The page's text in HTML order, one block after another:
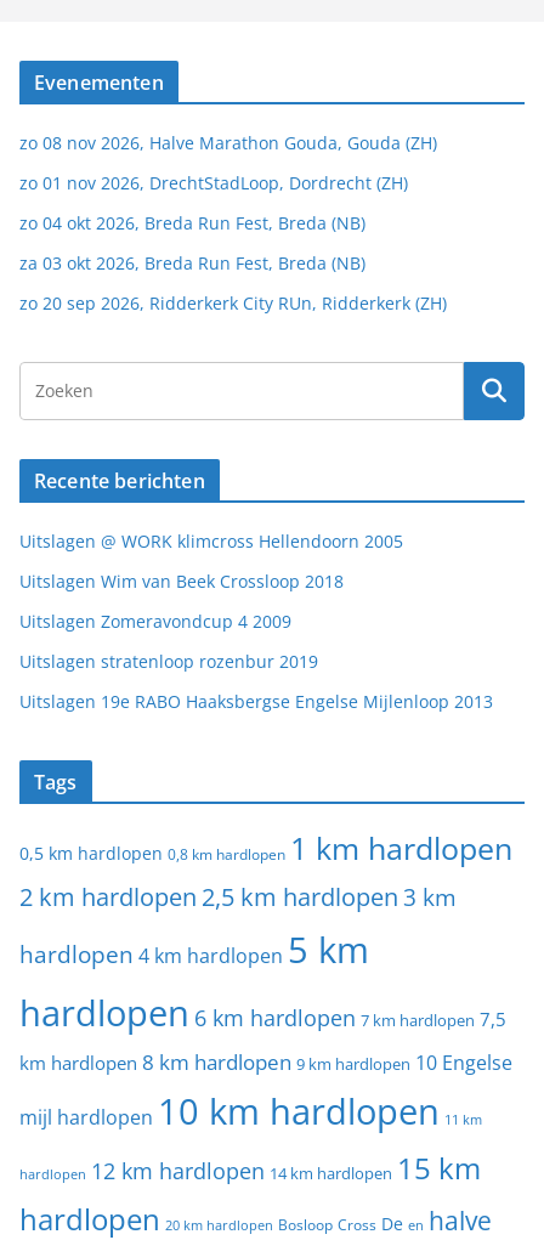
Evenementen
zo 08 nov 2026, Halve Marathon Gouda, Gouda (ZH)
zo 01 nov 2026, DrechtStadLoop, Dordrecht (ZH)
zo 04 okt 2026, Breda Run Fest, Breda (NB)
za 03 okt 2026, Breda Run Fest, Breda (NB)
zo 20 sep 2026, Ridderkerk City RUn, Ridderkerk (ZH)
Recente berichten
Uitslagen @ WORK klimcross Hellendoorn 2005
Uitslagen Wim van Beek Crossloop 2018
Uitslagen Zomeravondcup 4 2009
Uitslagen stratenloop rozenbur 2019
Uitslagen 19e RABO Haaksbergse Engelse Mijlenloop 2013
Tags
0,5 km hardlopen 0,8 km hardlopen 1 km hardlopen
2 km hardlopen 2,5 km hardlopen 3 km
hardlopen 4 km hardlopen 5 km
hardlopen 6 km hardlopen 7 km hardlopen 7,5
km hardlopen 8 km hardlopen 9 km hardlopen 10 Engelse
mijl hardlopen 10 km hardlopen 11 km
hardlopen 12 km hardlopen 14 km hardlopen 15 km
hardlopen 20 km hardlopen Bosloop Cross De en halve